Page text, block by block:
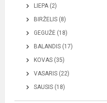
LIEPA (2)
BIRŽELIS (8)
GEGUŽĖ (18)
BALANDIS (17)
KOVAS (35)
VASARIS (22)
SAUSIS (18)